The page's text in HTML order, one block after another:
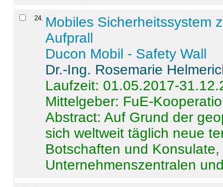
24. Mobiles Sicherheitssystem
Aufprall
Ducon Mobil - Safety Wall
Dr.-Ing. Rosemarie
Laufzeit: 01.05.2017-
Mittelgeber: FuE-
Abstract:Auf Grund der
sich weltweit täglich neue
Botschaften und
Unternehmenszentralen